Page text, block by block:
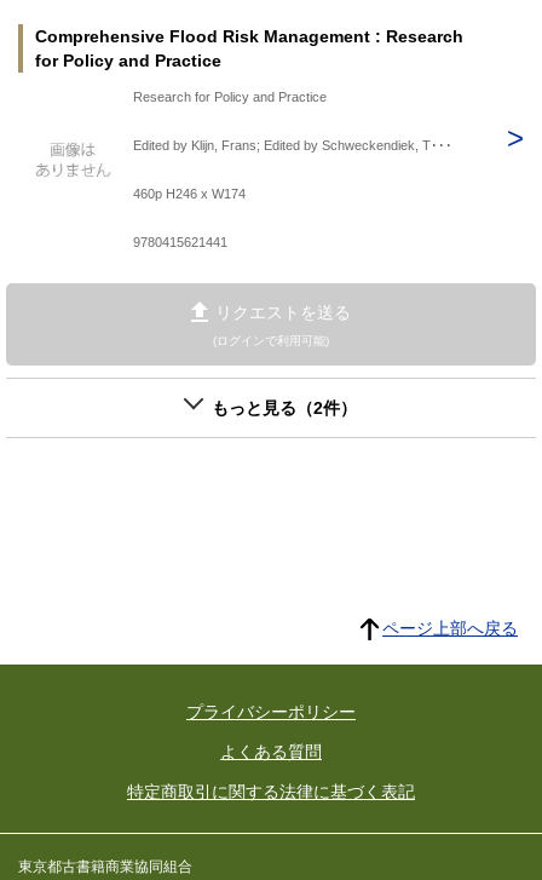
Comprehensive Flood Risk Management : Research
for Policy and Practice
Research for Policy and Practice
Edited by Klijn, Frans; Edited by Schweckendiek, T･･･
460p H246 x W174
9780415621441
リクエストを送る
(ログインで利用可能)
もっと見る（2件）
ページ上部へ戻る
プライバシーポリシー
よくある質問
特定商取引に関する法律に基づく表記
東京都古書籍商業協同組合